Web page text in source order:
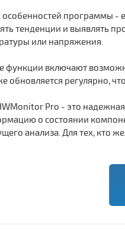
особенностей программы -
тенденции и выявлять
или напряжения.
функции включают
обновляется регулярно,
Pro - это
о состоянии
анализа. Для тех, кто